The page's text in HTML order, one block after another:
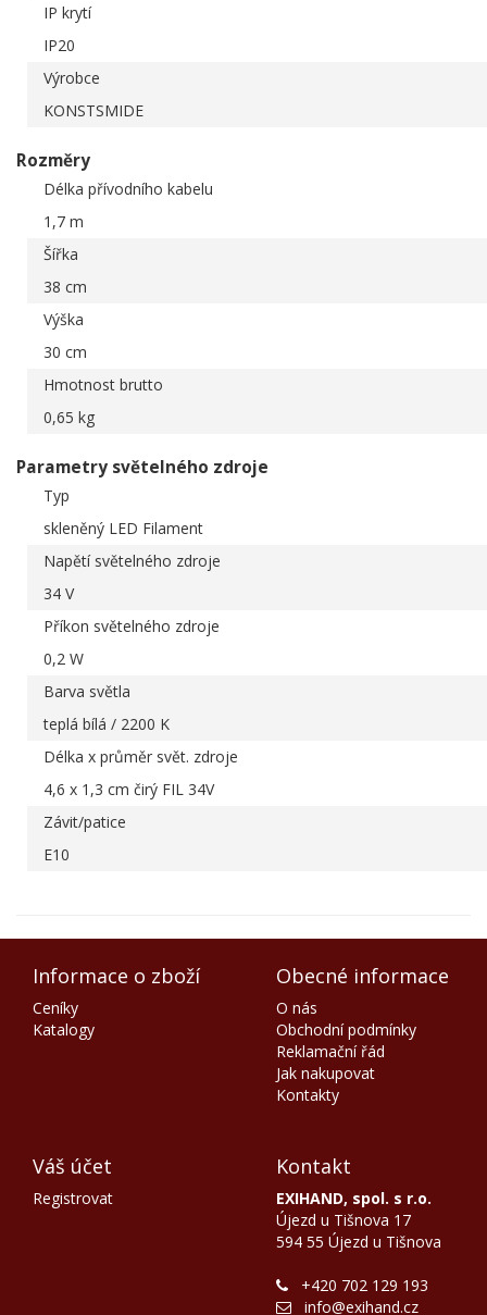
IP krytí
IP20
Výrobce
KONSTSMIDE
Rozměry
Délka přívodního kabelu
1,7 m
Šířka
38 cm
Výška
30 cm
Hmotnost brutto
0,65 kg
Parametry světelného zdroje
Typ
skleněný LED Filament
Napětí světelného zdroje
34 V
Příkon světelného zdroje
0,2 W
Barva světla
teplá bílá / 2200 K
Délka x průměr svět. zdroje
4,6 x 1,3 cm čirý FIL 34V
Závit/patice
E10
Informace o zboží
Ceníky
Katalogy
Obecné informace
O nás
Obchodní podmínky
Reklamační řád
Jak nakupovat
Kontakty
Váš účet
Registrovat
Kontakt
EXIHAND, spol. s r.o.
Újezd u Tišnova 17
594 55 Újezd u Tišnova
+420 702 129 193
info@exihand.cz